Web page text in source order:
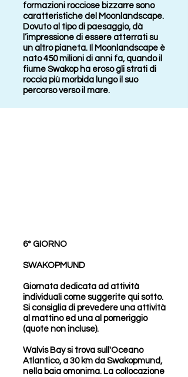
formazioni rocciose bizzarre sono
caratteristiche del Moonlandscape.
Dovuto al tipo di paesaggio, dà
l’impressione di essere atterrati su
un altro pianeta. Il Moonlandscape è
nato 450 milioni di anni fa, quando il
fiume Swakop ha eroso gli strati di
roccia più morbida lungo il suo
percorso verso il mare.
6° GIORNO
SWAKOPMUND
Giornata dedicata ad attività
individuali come suggerite qui sotto.
Si consiglia di prevedere una attività
al mattino ed una al pomeriggio
(quote non incluse).
Walvis Bay si trova sull'Oceano
Atlantico, a 30 km da Swakopmund,
nella baia omonima. La collocazione